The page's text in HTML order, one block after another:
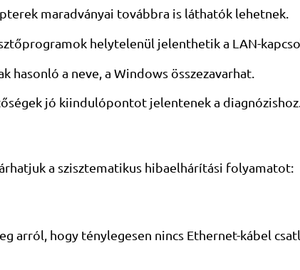
maradványai továbbra is láthatók lehetnek.
helytelenül jelenthetik a LAN-
hasonló a neve, a Windows összezavarhat.
jó kiindulópontot jelentenek a diagnózishoz.
a szisztematikus hibaelhárítási folyamatot:
arról, hogy ténylegesen nincs Ethernet-kábel